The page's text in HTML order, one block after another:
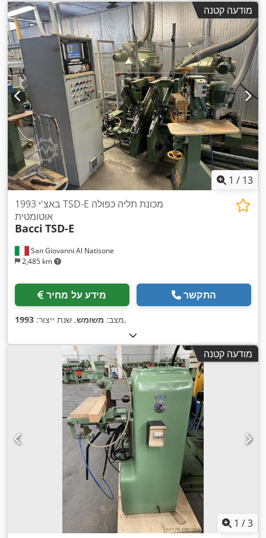
מודעה קטנה
1 / 13
San Giovanni Al Natisone
2,485 km
1993 באצ'י TSD-E מכונת תליה כפולה
אוטומטית
Bacci TSD-E
מידע על מחיר התקשר
מצב: משומש, שנת ייצור: 1993 ,
מודעה קטנה
1 /3